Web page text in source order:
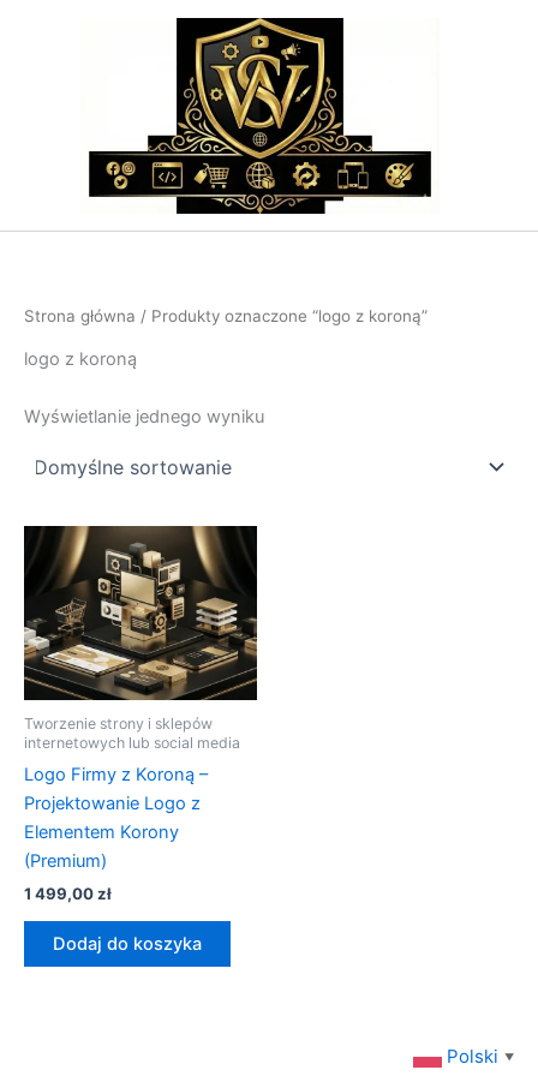
Strona główna / Produkty oznaczone “logo z koroną”
logo z koroną
Wyświetlanie jednego wyniku
Tworzenie strony i sklepów
internetowych lub social media
Logo Firmy z Koroną –
Projektowanie Logo z
Elementem Korony
(Premium)
1 499,00zł
Dodaj do koszyka
Polski ▼